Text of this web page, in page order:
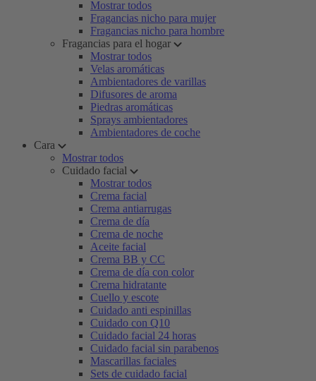
Mostrar todos
Fragancias nicho para mujer
Fragancias nicho para hombre
Fragancias para el hogar
Mostrar todos
Velas aromáticas
Ambientadores de varillas
Difusores de aroma
Piedras aromáticas
Sprays ambientadores
Ambientadores de coche
Cara
Mostrar todos
Cuidado facial
Mostrar todos
Crema facial
Crema antiarrugas
Crema de día
Crema de noche
Aceite facial
Crema BB y CC
Crema de día con color
Crema hidratante
Cuello y escote
Cuidado anti espinillas
Cuidado con Q10
Cuidado facial 24 horas
Cuidado facial sin parabenos
Mascarillas faciales
Sets de cuidado facial